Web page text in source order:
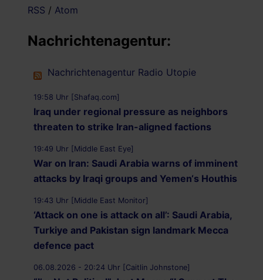
RSS / Atom
Nachrichtenagentur:
Nachrichtenagentur Radio Utopie
19:58 Uhr [Shafaq.com]
Iraq under regional pressure as neighbors
threaten to strike Iran-aligned factions
19:49 Uhr [Middle East Eye]
War on Iran: Saudi Arabia warns of imminent
attacks by Iraqi groups and Yemen‘s Houthis
19:43 Uhr [Middle East Monitor]
‘Attack on one is attack on all’: Saudi Arabia,
Turkiye and Pakistan sign landmark Mecca
defence pact
06.08.2026 - 20:24 Uhr [Caitlin Johnstone]